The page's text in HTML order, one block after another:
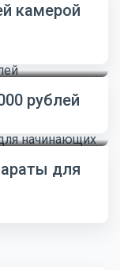
камерой
рублей
для